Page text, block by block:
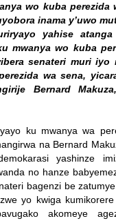
wo kuba perezida
inama y’uwo
yahise
mwanya wo kuba
senateri muri
wa sena,
Bernard
ku mwanya wa
na Bernard
yashinze
no hanze
bagenzi be
yo kwiga
akomeye